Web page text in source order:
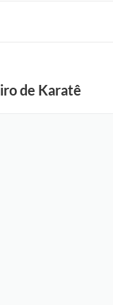
de Karatê